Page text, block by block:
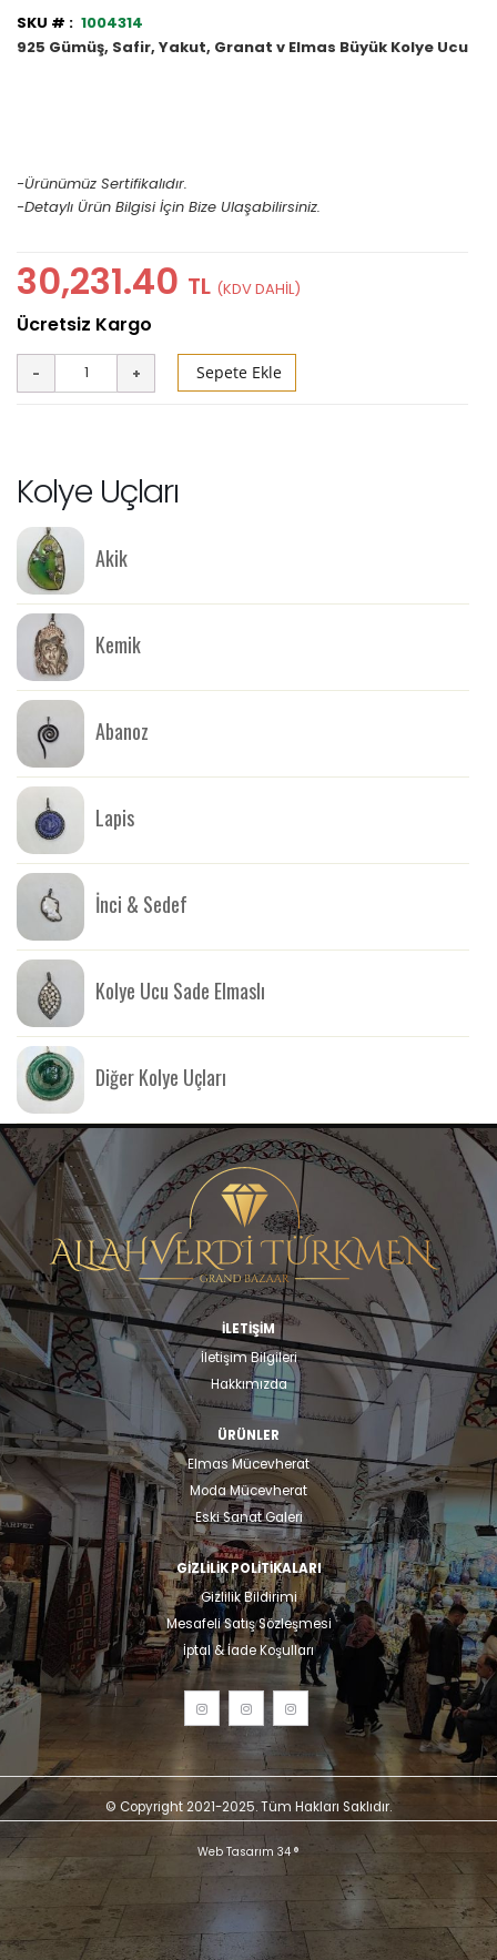
1004314
925 Gümüş, Safir, Yakut, Granat v Elmas Büyük Kolye Ucu
-Ürünümüz Sertifikalıdır.
-Detaylı Ürün Bilgisi İçin Bize Ulaşabilirsiniz.
30,231.40 TL
Sepete Ekle
Kolye Uçları
Akik
Kemik
Abanoz
Lapis
İnci & Sedef
Kolye Ucu Sade Elmaslı
Diğer Kolye Uçları
İLETİŞİM
İletişim Bilgileri
Hakkımızda
ÜRÜNLER
Elmas Mücevherat
Moda Mücevherat
Eski Sanat Galeri
GIZLILIK POLITIKALARI
Gizlilik Bildirimi
Mesafeli Satış Sözleşmesi
İptal & İade Koşulları
© Copyright 2021-2025. Tüm Hakları Saklıdır.
Web Tasarım 34 ®